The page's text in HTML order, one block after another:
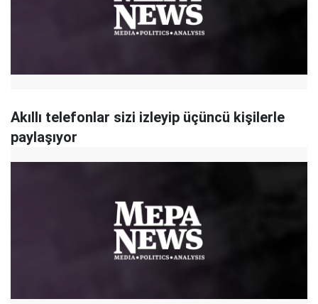
Akıllı telefonlar sizi izleyip üçüncü kişilerle
paylaşıyor